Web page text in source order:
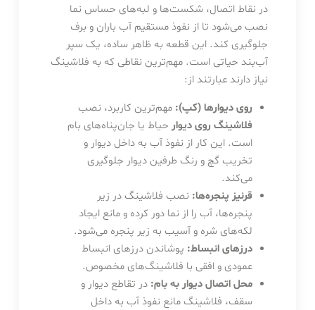
در نقاط اتصال، شکست‌ها و لبه‌های حساس نما
نصب می‌شود تا از نفوذ مستقیم آب باران و برف
جلوگیری کند. این قطعه به ظاهر ساده، یک سپر
آب‌بند حیاتی است. مهم‌ترین نقاطی که به فلاشینگ
نیاز دارند عبارتند از:
روی دیوارها (کپ): مهم‌ترین کاربرد، نصب
فلاشینگ روی دیوار حیاط یا جان‌پناه‌های بام
است. این کار از نفوذ آب به داخل دیوار و
تخریب گچ و رنگ طرفین دیوار جلوگیری
می‌کند.
قرنیز پنجره‌ها: نصب فلاشینگ در زیر
پنجره‌ها، آب را از نما دور کرده و مانع ایجاد
لکه‌های شره و آسیب به زیر پنجره می‌شود.
درزهای انبساط: پوشاندن درزهای انبساط
عمودی و افقی با فلاشینگ‌های مخصوص.
محل اتصال دیوار به بام: در تقاطع دیوار و
سقف، فلاشینگ مانع نفوذ آب به داخل